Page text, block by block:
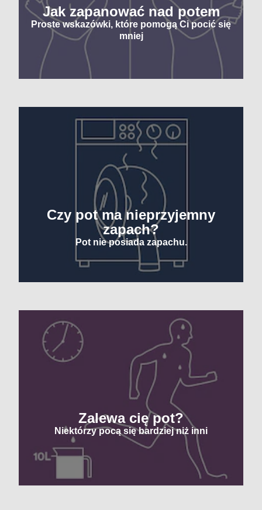
Jak zapanować nad potem
Proste wskazówki, które pomogą Ci pocić się
mniej
Czy pot ma nieprzyjemny
zapach?
Pot nie posiada zapachu.
Zalewa cię pot?
Niektórzy pocą się bardziej niż inni